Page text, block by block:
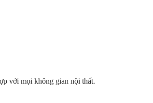
với mọi không gian nội thất.